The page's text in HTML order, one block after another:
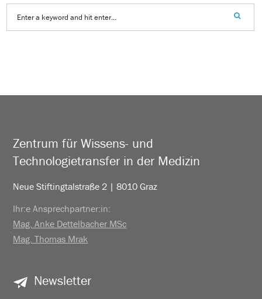
Zentrum für Wissens- und
Technologietransfer in der Medizin
Neue Stiftingtalstraße 2 | 8010 Graz
Ihr:e Ansprechpartner:in:
Mag. Anke Dettelbacher MSc
Mag. Thomas Mrak
Newsletter